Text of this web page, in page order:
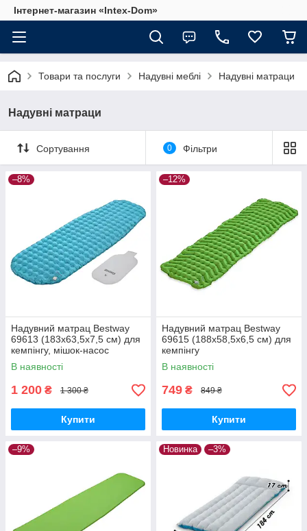
Інтернет-магазин «Intex-Dom»
Товари та послуги Надувні меблі Надувні матраци
Надувні матраци
Сортування 0 Фільтри
–8%
Надувний матрац Bestway
69613 (183х63,5х7,5 см) для
кемпінгу, мішок-насос
В наявності
1 200 ₴ 1 300 ₴
Купити
–12%
Надувний матрац Bestway
69615 (188х58,5х6,5 см) для
кемпінгу
В наявності
749 ₴ 849 ₴
Купити
–9% Новинка –3%